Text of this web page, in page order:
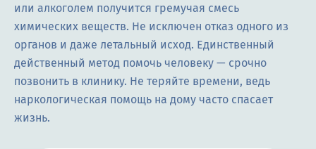
или алкоголем получится гремучая смесь
химических веществ. Не исключен отказ одного из
органов и даже летальный исход. Единственный
действенный метод помочь человеку — срочно
позвонить в клинику. Не теряйте времени, ведь
наркологическая помощь на дому часто спасает
жизнь.